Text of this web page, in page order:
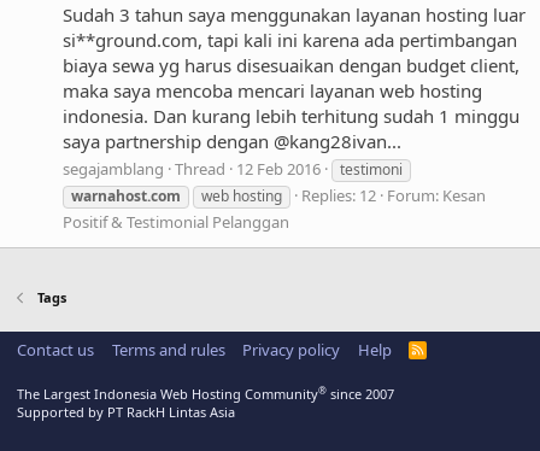
Sudah 3 tahun saya menggunakan layanan hosting luar
si**ground.com, tapi kali ini karena ada pertimbangan
biaya sewa yg harus disesuaikan dengan budget client,
maka saya mencoba mencari layanan web hosting
indonesia. Dan kurang lebih terhitung sudah 1 minggu
saya partnership dengan @kang28ivan...
segajamblang Thread 12 Feb 2016
testimoni
warnahost.com
web hosting Replies: 12 Forum: Kesan
Positif & Testimonial Pelanggan
Tags
Contact us Terms and rules Privacy policy Help
R
The Largest Indonesia Web Hosting Community® since 2007
Supported by PT RackH Lintas Asia